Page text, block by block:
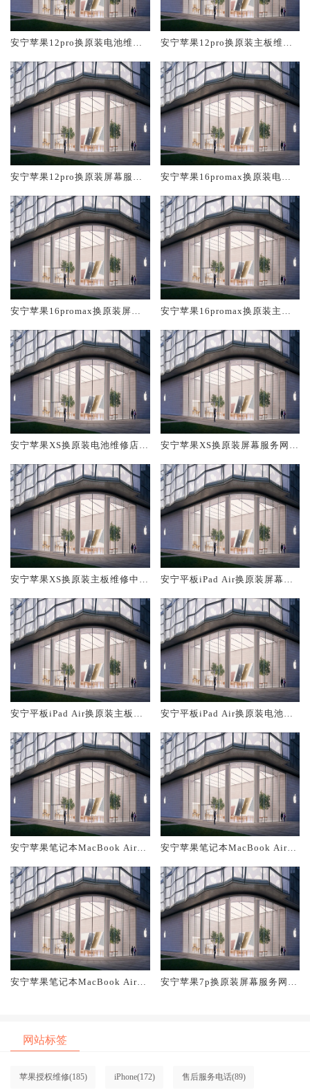
安宁苹果12pro换原装电池维修
安宁苹果12pro换原装主板维修
安宁苹果12pro换原装屏幕服务
安宁苹果16promax换原装电池
安宁苹果16promax换原装屏幕
安宁苹果16promax换原装主板
安宁苹果XS换原装电池维修店大
安宁苹果XS换原装屏幕服务网点
安宁苹果XS换原装主板维修中心
安宁平板iPad Air换原装屏幕服
安宁平板iPad Air换原装主板维
安宁平板iPad Air换原装电池维
安宁苹果笔记本MacBook Air换
安宁苹果笔记本MacBook Air换
安宁苹果笔记本MacBook Air换
安宁苹果7p换原装屏幕服务网点
网站标签
苹果授权维修(185) iPhone(172) 售后服务电话(89)